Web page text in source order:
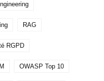
RAG
RGPD
OWASP Top 10